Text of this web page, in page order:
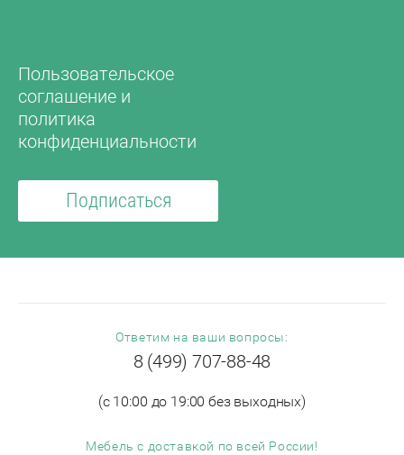
Пользовательское
соглашение и
политика
конфиденциальности
Подписаться
Ответим на ваши вопросы:
8 (499) 707-88-48
(с 10:00 до 19:00 без выходных)
Мебель с доставкой по всей России!